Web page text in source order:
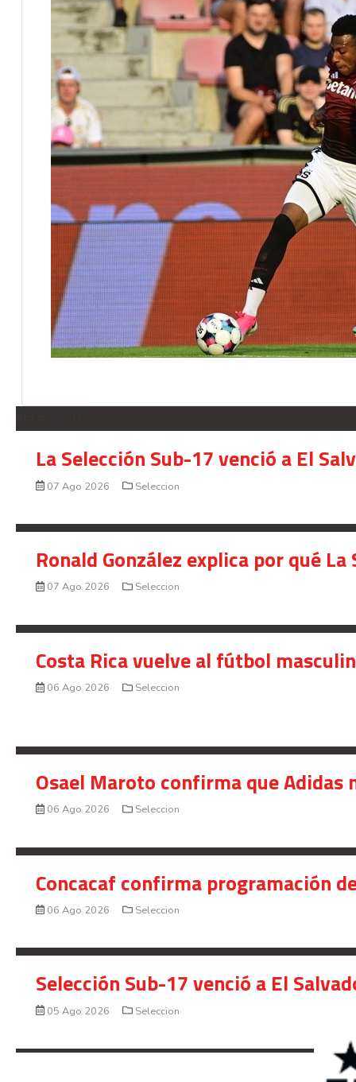
La Selección Sub-17 venció a El
07 Ago 2026 Seleccion
Ronald González explica por qué
07 Ago 2026 Seleccion
Costa Rica vuelve al fútbol
06 Ago 2026 Seleccion
Osael Maroto confirma que Adidas
06 Ago 2026 Seleccion
Concacaf confirma programación
06 Ago 2026 Seleccion
Selección Sub-17 venció a El
05 Ago 2026 Seleccion